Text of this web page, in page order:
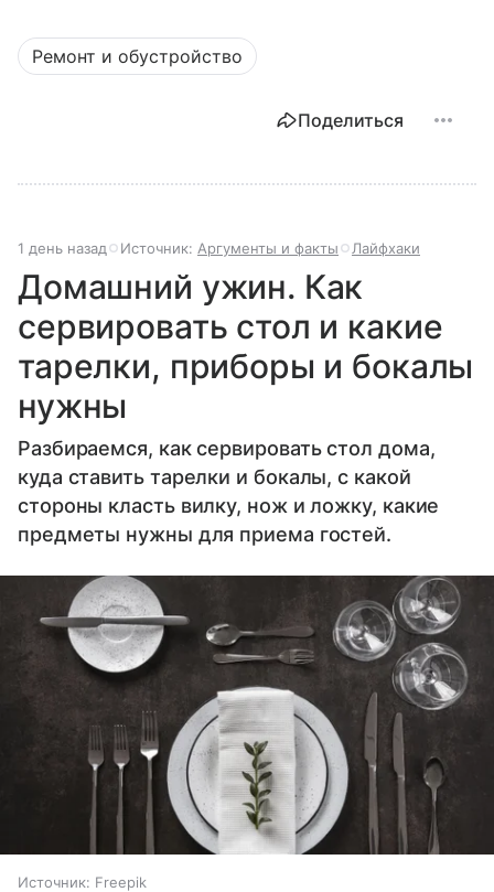
Ремонт и обустройство
Поделиться
1 день назад Источник: Аргументы и факты Лайфхаки
Домашний ужин. Как
сервировать стол и какие
тарелки, приборы и бокалы
нужны
Разбираемся, как сервировать стол дома,
куда ставить тарелки и бокалы, с какой
стороны класть вилку, нож и ложку, какие
предметы нужны для приема гостей.
Источник: Freepik